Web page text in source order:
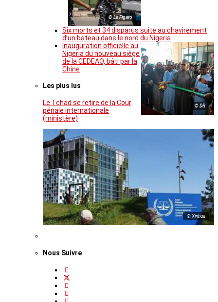
© Le Figaro
Six morts et 34 disparus suite au chavirement
d’un bateau dans le nord du Nigeria
© DR
Inauguration officielle au
Nigeria du nouveau siège
de la CEDEAO, bâti par la
Chine
Les plus lus
Le Tchad se retire de la Cour
pénale internationale
(ministère)
© Xinhua
Nous Suivre